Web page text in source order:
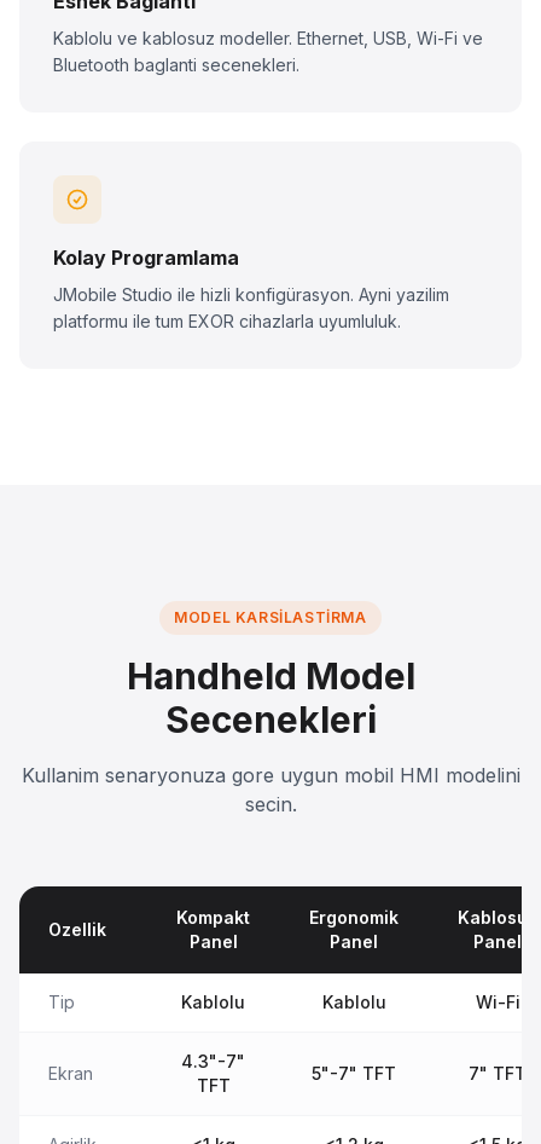
Kablolu ve kablosuz modeller. Ethernet, USB, Wi-Fi ve
Bluetooth baglanti secenekleri.
Kolay Programlama
JMobile Studio ile hizli konfigürasyon. Ayni yazilim
platformu ile tum EXOR cihazlarla uyumluluk.
MODEL KARSILASTIRMA
Handheld Model
Secenekleri
Kullanim senaryonuza gore uygun mobil HMI modelini
secin.
Ozellik
Kompakt
Panel
Ergonomik
Panel
Kablosuz
Panel
Tip Kablolu Kablolu Wi-Fi
Ekran
4.3"-7"
TFT
5"-7" TFT 7" TFT